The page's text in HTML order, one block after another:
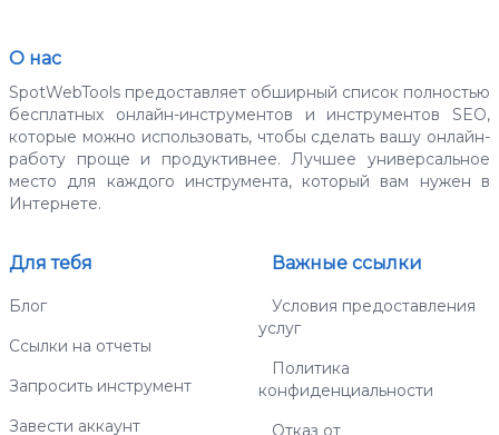
О нас
SpotWebTools предоставляет обширный список полностью
бесплатных онлайн-инструментов и инструментов SEO,
которые можно использовать, чтобы сделать вашу онлайн-
работу проще и продуктивнее. Лучшее универсальное
место для каждого инструмента, который вам нужен в
Интернете.
Для тебя
Блог
Ссылки на отчеты
Запросить инструмент
Завести аккаунт
Важные ссылки
Условия предоставления
услуг
Политика
конфиденциальности
Отказ от